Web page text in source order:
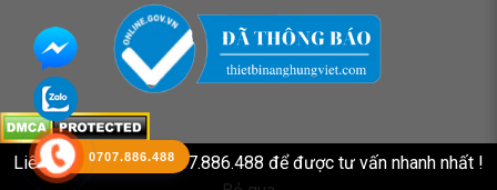
0707.886.488
Liên hệ HOTLINE : 0707.886.488 để được tư vấn nhanh nhất !